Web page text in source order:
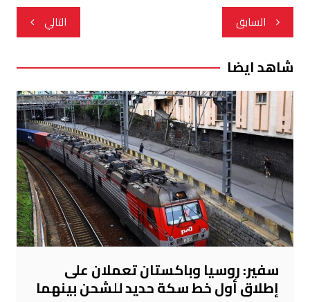
تصفّح
المقالات
السابق التالي
شاهد ايضا
سفير: روسيا وباكستان تعملان على
إطلاق أول خط سكة حديد للشحن بينهما